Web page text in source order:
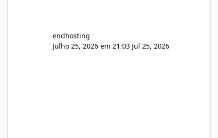
endhosting
Julho 25, 2026 em 21:03 Jul 25, 2026